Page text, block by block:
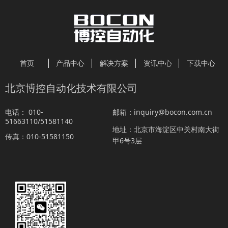
首页 产品中心 解决方案 资讯中心 下载中心
北京博控自动化技术有限公司
电话： 010-
51663110/51581140
传真： 010-51581150
邮箱： inquiry@bocon.com.cn
地址： 北京市海淀区中关村南大街
甲6号3层